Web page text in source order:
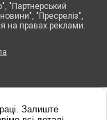
"Партнерський
"Пресреліз",
на правах реклами.
Залиште